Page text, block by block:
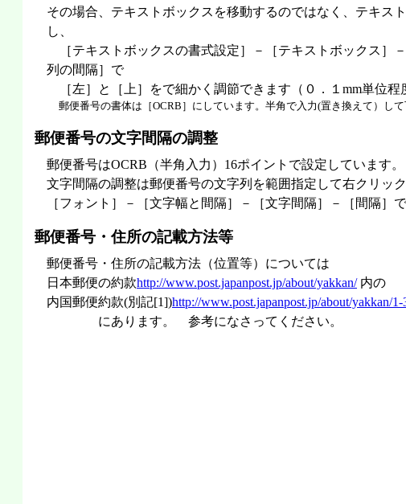
その場合、テキストボックスを移動するのではなく、テキス
し、
［テキストボックスの書式設定］－［テキストボックス］
列の間隔］で
［左］と［上］をで細かく調節できます（０．１mm単位程
郵便番号の書体は［OCRB］にしています。半角で入力(置き換えて）して
郵便番号の文字間隔の調整
郵便番号はOCRB（半角入力）16ポイントで設定しています。
文字間隔の調整は郵便番号の文字列を範囲指定して右クリック
［フォント］－［文字幅と間隔］－［文字間隔］－［間隔］
郵便番号・住所の記載方法等
郵便番号・住所の記載方法（位置等）については
日本郵便の約款http://www.post.japanpost.jp/about/yakkan/内の
内国郵便約款(別記[1])http://www.post.japanpost.jp/about/yakkan/
にあります。 参考になさってください。